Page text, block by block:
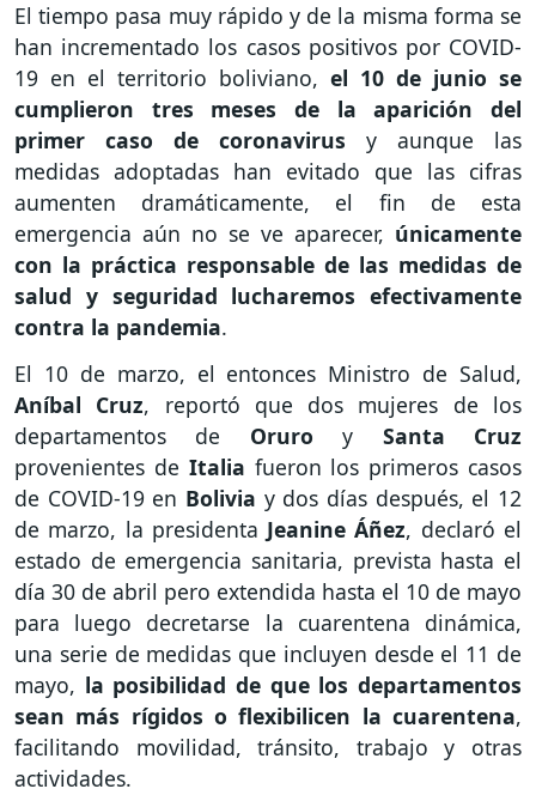
El tiempo pasa muy rápido y de la misma forma se
han incrementado los casos positivos por COVID-
19 en el territorio boliviano, el 10 de junio se
cumplieron tres meses de la aparición del
primer caso de coronavirus y aunque las
medidas adoptadas han evitado que las cifras
aumenten dramáticamente, el fin de esta
emergencia aún no se ve aparecer, únicamente
con la práctica responsable de las medidas de
salud y seguridad lucharemos efectivamente
contra la pandemia.
El 10 de marzo, el entonces Ministro de Salud,
Aníbal Cruz, reportó que dos mujeres de los
departamentos de Oruroy Santa Cruz
provenientes de Italia fueron los primeros casos
de COVID-19 en Bolivia y dos días después, el 12
de marzo, la presidenta Jeanine Áñez, declaró el
estado de emergencia sanitaria, prevista hasta el
día 30 de abril pero extendida hasta el 10 de mayo
para luego decretarse la cuarentena dinámica,
una serie de medidas que incluyen desde el 11 de
mayo, la posibilidad de que los departamentos
sean más rígidos o flexibilicen la cuarentena,
facilitando movilidad, tránsito, trabajo y otras
actividades.